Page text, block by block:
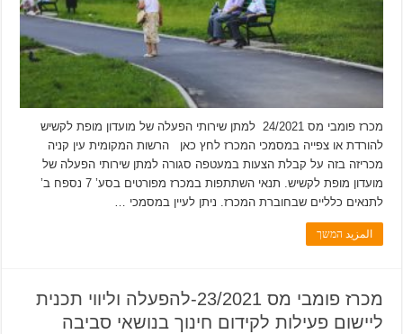
מכרז פומבי מס 24/2021 למתן שירותי הפעלה של מועדון מופת לקשיש
להורדת או צפייה במסמכי המכרז לחץ כאן הרשות המקומית עין קניה
מכריזה בזה על קבלת הצעות במעטפה סגורה למתן שירותי הפעלה של
מועדון מופת לקשיש. תנאי השתתפות במכרז מפורטים בסע’ 7 נספח ב’
לתנאים כלליים שבחוברת המכרז. ניתן לעיין במסמכי …
المزيد המשך
מכרז פומבי מס 23/2021-להפעלה וליווי תכנית
ליישום פעילות לקידום חינוך בנושאי סביבה